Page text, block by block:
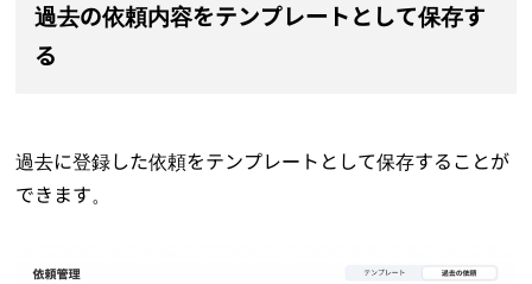
過去の依頼内容をテンプレートとして保存す
る
過去に登録した依頼をテンプレートとして保存することが
できます。